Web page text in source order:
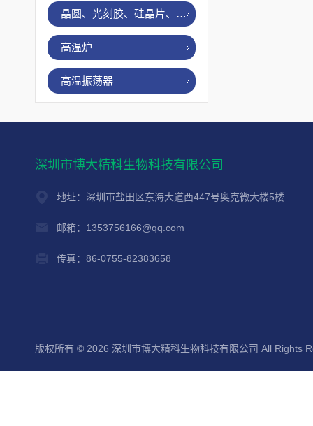
晶圆、光刻胶、硅晶片、烤胶机
高温炉
高温振荡器
深圳市博大精科生物科技有限公司
地址：深圳市盐田区东海大道西447号奥克微大楼5楼
邮箱：1353756166@qq.com
传真：86-0755-82383658
版权所有 © 2026 深圳市博大精科生物科技有限公司 All Rights